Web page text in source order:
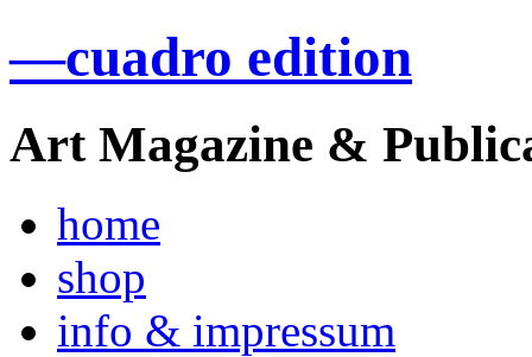
—cuadro edition
Art Magazine &
home
shop
info & impressum